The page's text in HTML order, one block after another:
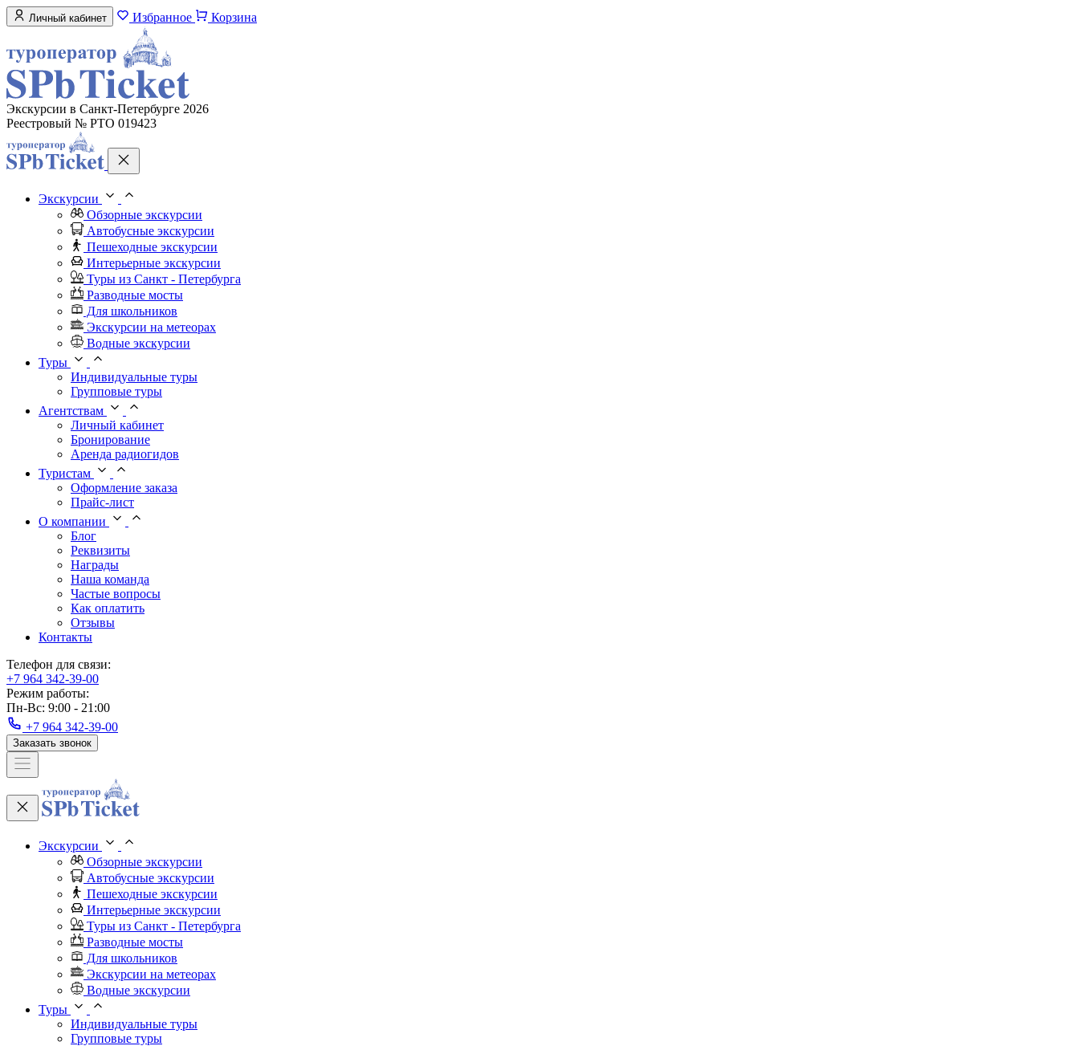
Личный кабинет Избранное Корзина
Экскурсии в Санкт-Петербурге 2026
Реестровый № РТО 019423
Экскурсии
Обзорные экскурсии
Автобусные экскурсии
Пешеходные экскурсии
Интерьерные экскурсии
Туры из Санкт - Петербурга
Разводные мосты
Для школьников
Экскурсии на метеорах
Водные экскурсии
Туры
Индивидуальные туры
Групповые туры
Агентствам
Личный кабинет
Бронирование
Аренда радиогидов
Туристам
Оформление заказа
Прайс-лист
О компании
Блог
Реквизиты
Награды
Наша команда
Частые вопросы
Как оплатить
Отзывы
Контакты
Телефон для связи:
+7 964 342-39-00
Режим работы:
Пн-Вс: 9:00 - 21:00
+7 964 342-39-00
Заказать звонок
Экскурсии
Обзорные экскурсии
Автобусные экскурсии
Пешеходные экскурсии
Интерьерные экскурсии
Туры из Санкт - Петербурга
Разводные мосты
Для школьников
Экскурсии на метеорах
Водные экскурсии
Туры
Индивидуальные туры
Групповые туры